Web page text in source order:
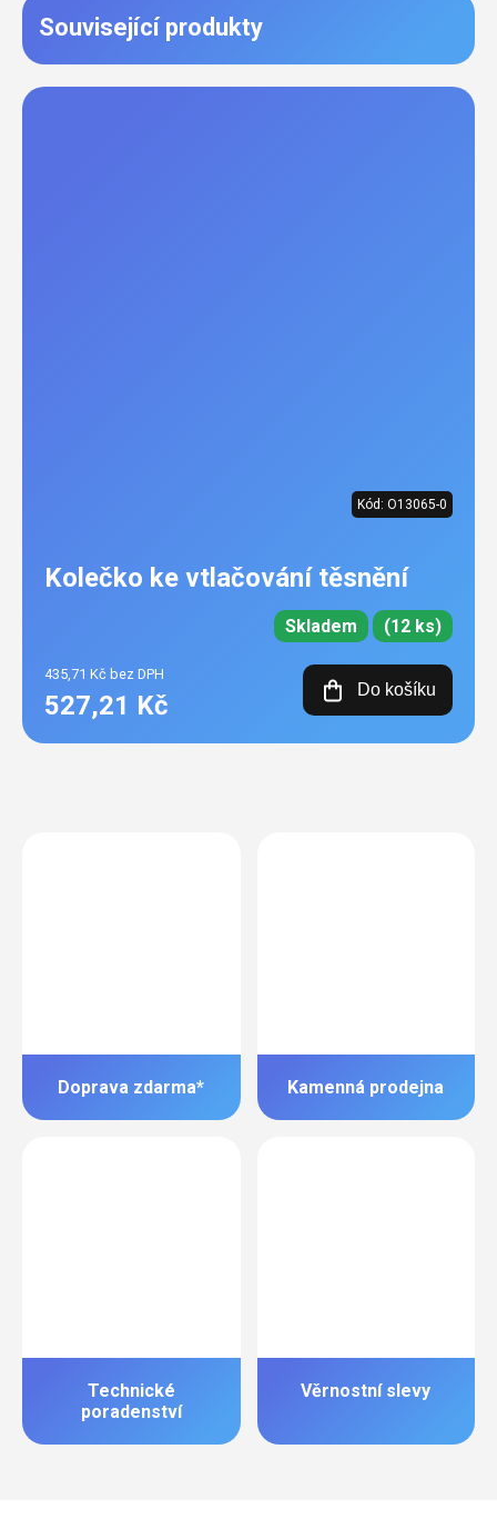
Související produkty
Kód: O13065-0
Kolečko ke vtlačování těsnění
Skladem (12 ks)
435,71 Kč bez DPH
527,21 Kč
Do košíku
Doprava zdarma* Kamenná prodejna
Technické
poradenství
Věrnostní slevy